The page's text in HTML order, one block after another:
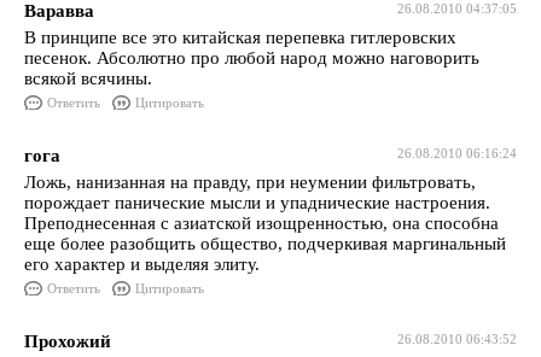
26.08.2010 04:37:05
Варавва
В принципе все это китайская перепевка гитлеровских
песенок. Абсолютно про любой народ можно наговорить
всякой всячины.
Ответить Цитировать
26.08.2010 06:16:24
гога
Ложь, нанизанная на правду, при неумении фильтровать,
порождает панические мысли и упаднические настроения.
Преподнесенная с азиатской изощренностью, она способна
еще более разобщить общество, подчеркивая маргинальный
его характер и выделяя элиту.
Ответить Цитировать
26.08.2010 06:43:52
Прохожий